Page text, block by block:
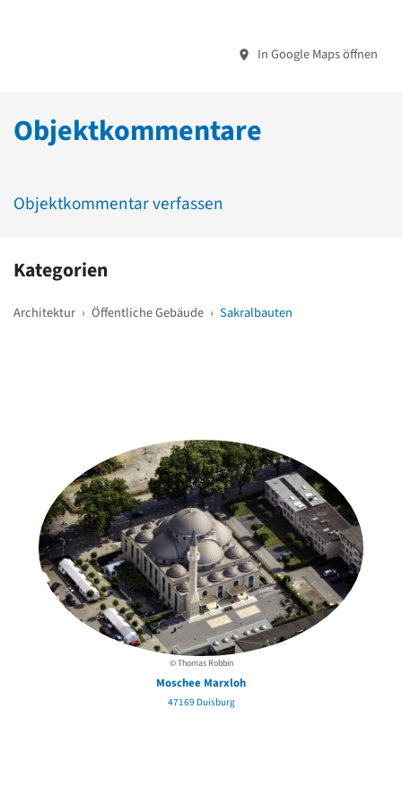
In Google Maps öffnen
Objektkommentare
Objektkommentar verfassen
Kategorien
Architektur › Öffentliche Gebäude › Sakralbauten
© Thomas Robbin
Moschee Marxloh
47169 Duisburg